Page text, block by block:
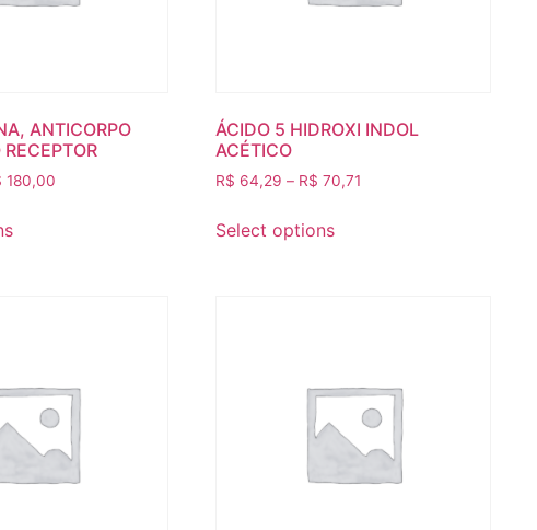
ANTICORPO
180,00
ÁCIDO 5 HIDROXI INDOL
ACÉTICO
R$ 64,29 – R$ 70,71
Select options